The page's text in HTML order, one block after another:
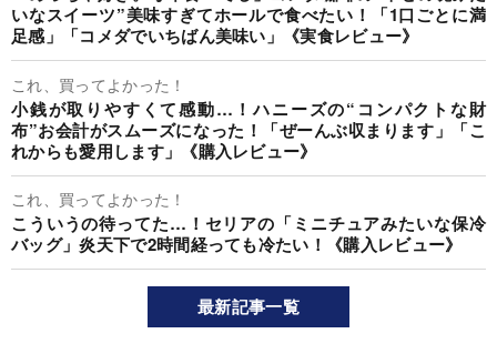
いなスイーツ”美味すぎてホールで食べたい！「1口ごとに満
足感」「コメダでいちばん美味い」《実食レビュー》
これ、買ってよかった！
小銭が取りやすくて感動…！ハニーズの“コンパクトな財
布”お会計がスムーズになった！「ぜーんぶ収まります」「こ
れからも愛用します」《購入レビュー》
これ、買ってよかった！
こういうの待ってた…！セリアの「ミニチュアみたいな保冷
バッグ」炎天下で2時間経っても冷たい！《購入レビュー》
最新記事一覧